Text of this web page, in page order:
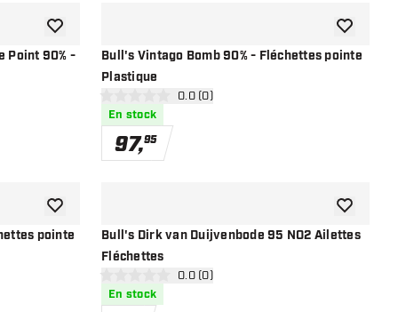
Point 90% -
ajouter à la liste de souhaits
Bull's Vintago Bomb 90% - Fléchettes pointe
Plastique
ouvrir le panneau des avis
0 étoiles de notation
0.0 (0)
En stock
97,95
ajouter à
pointe
ajouter à la liste de souhaits
Bull's Dirk van Duijvenbode 95 NO2 Ailettes
Fléchettes
ouvrir le panneau des avis
0 étoiles de notation
0.0 (0)
En stock
ajouter à